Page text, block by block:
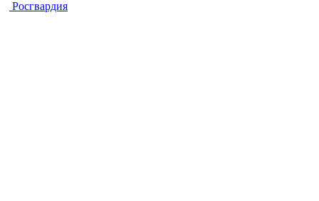
Росгвардия